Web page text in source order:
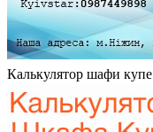
Калькулятор шафи купе